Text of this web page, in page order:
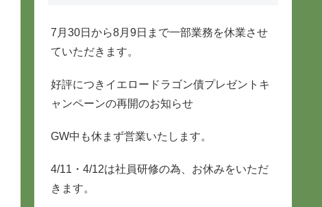
7月30日から8月9日まで一部業務を休業させ
ていただきます。
好評につきイエロードラゴン債プレゼントキ
ャンペーンの再開のお知らせ
GW中も休まず営業いたします。
4/11・4/12は社員研修の為、お休みをいただ
きます。